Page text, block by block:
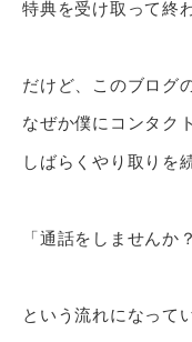
特典を受け取って終
だけど、このブログ
なぜか僕にコンタク
しばらくやり取りを
「通話をしませんか
という流れになって